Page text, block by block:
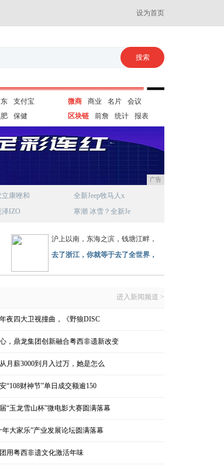
设为首页
支付宝
保健
微商 商业 名片
会议
区块链
前詹 统计 报表
广告
康唑和
泽IZO
全新Jeep牧马人x
寒潮 冰雪？全新Je
沪上以南，东海之滨，钱塘江畔，
去了浙江，你就等于去了全世界，
进入新闻频道 >
夜四大卫视撞曲，《野狼DISC
，鼎龙集团创新融合粤西非遗新改变
月薪3000到月入过万，她是怎么
“108财神节”单日成交额逾150
“玉龙雪山杯”微电影大赛圆满落幕
年大家乐”产业发展论坛圆满落幕
用粤西非遗文化激活年味